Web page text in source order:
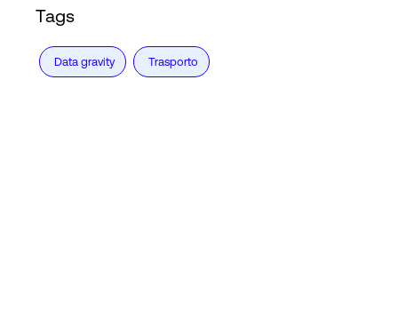
Tags
Data gravity Trasporto